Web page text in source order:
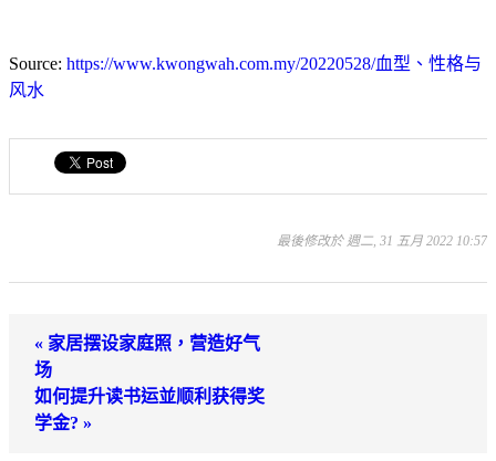
Source: https://www.kwongwah.com.my/20220528/血型、性格与
风水
最後修改於 週二, 31 五月 2022 10:57
« 家居摆设家庭照，营造好气
场
如何提升读书运並顺利获得奖
学金? »